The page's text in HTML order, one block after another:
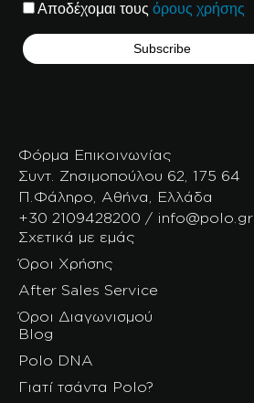
Αποδέχομαι τους όρους χρήσης
Φόρμα Επικοινωνίας
Συντ. Ζησιμοπούλου 62, 175 64
Π.Φάληρο, Αθήνα, Ελλάδα
+30 2109428200 / info@polo.gr
Σχετικά με εμάς
Όροι Χρήσης
After Sales Service
Όροι Διαγωνισμού
Blog
Polo DNA
Γιατί τσάντα Polo?